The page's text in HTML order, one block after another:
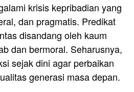
krisis kepribadian yang
dan pragmatis. Predikat
disandang oleh kaum
dan bermoral. Seharusnya,
sejak dini agar perbaikan
generasi masa depan.